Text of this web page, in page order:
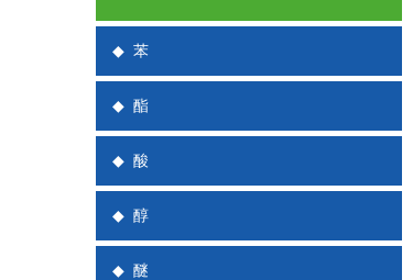
◆ 苯
◆ 酯
◆ 酸
◆ 醇
◆ 醚